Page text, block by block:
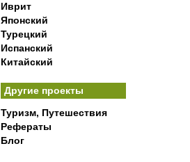
Иврит
Японский
Турецкий
Испанский
Китайский
Другие проекты
Туризм, Путешествия
Рефераты
Блог